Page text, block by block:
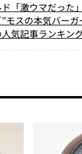
「激ウマだった
”モスの本気バー
人気記事ランキン